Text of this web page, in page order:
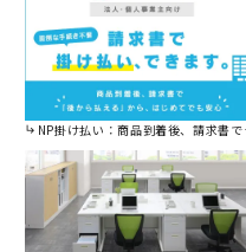
NP掛け払い：商品到着後、請求書で後から払えます。